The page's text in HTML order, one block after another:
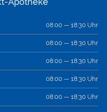
08:00 — 18:30 Uhr
08:00 — 18:30 Uhr
08:00 — 18:30 Uhr
08:00 — 18:30 Uhr
08:00 — 18:30 Uhr